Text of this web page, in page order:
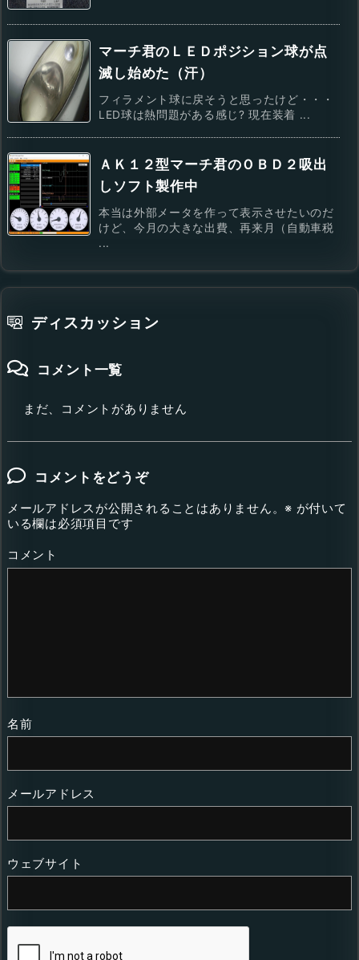
マーチ君のＬＥＤポジション球が点
滅し始めた（汗）
フィラメント球に戻そうと思ったけど・・・
LED球は熱問題がある感じ? 現在装着 ...
ＡＫ１２型マーチ君のＯＢＤ２吸出
しソフト製作中
本当は外部メータを作って表示させたいのだ
けど、今月の大きな出費、再来月（自動車税
...
ディスカッション
コメント一覧
まだ、コメントがありません
コメントをどうぞ
メールアドレスが公開されることはありません。 ※ が付いて
いる欄は必須項目です
コメント
名前
メールアドレス
ウェブサイト